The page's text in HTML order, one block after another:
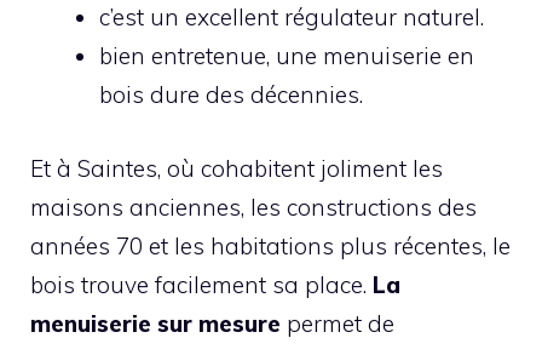
c’est un excellent régulateur naturel.
bien entretenue, une menuiserie en
bois dure des décennies.
Et à Saintes, où cohabitent joliment les
maisons anciennes, les constructions des
années 70 et les habitations plus récentes, le
bois trouve facilement sa place. La
menuiserie sur mesure permet de